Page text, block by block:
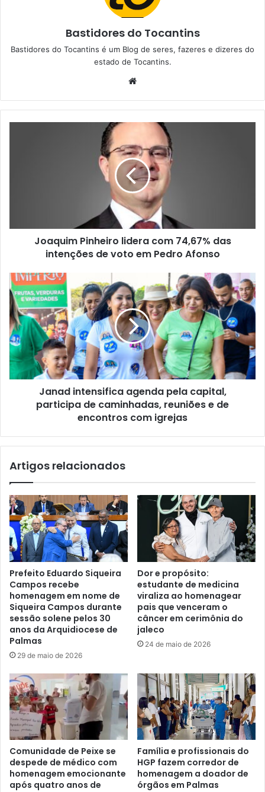
Bastidores do Tocantins
Bastidores do Tocantins é um Blog de seres, fazeres e dizeres do
estado de Tocantins.
b
s
t
e
Joaquim Pinheiro lidera com 74,67% das
intenções de voto em Pedro Afonso
Janad intensifica agenda pela capital,
participa de caminhadas, reuniões e de
encontros com igrejas
Artigos relacionados
Prefeito Eduardo Siqueira
Campos recebe
homenagem em nome de
Siqueira Campos durante
sessão solene pelos 30
anos da Arquidiocese de
Palmas
29 de maio de 2026
Dor e propósito:
estudante de medicina
viraliza ao homenagear
pais que venceram o
câncer em cerimônia do
jaleco
24 de maio de 2026
Comunidade de Peixe se
despede de médico com
homenagem emocionante
após quatro anos de
Família e profissionais do
HGP fazem corredor de
homenagem a doador de
órgãos em Palmas